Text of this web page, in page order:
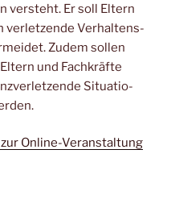
ver­steht. Er soll Eltern
ver­let­zen­de Ver­hal­tens­
Zudem sol­len
und Fach­kräf­te
Situa­tio­
Online-Veranstaltung